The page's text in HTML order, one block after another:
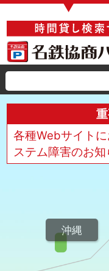
▼
各種Webサイト
ステム障害のお知
沖縄